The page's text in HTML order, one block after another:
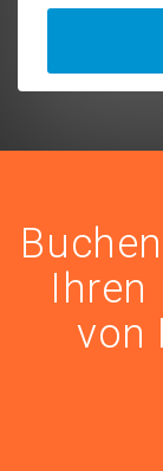
Ihren
von